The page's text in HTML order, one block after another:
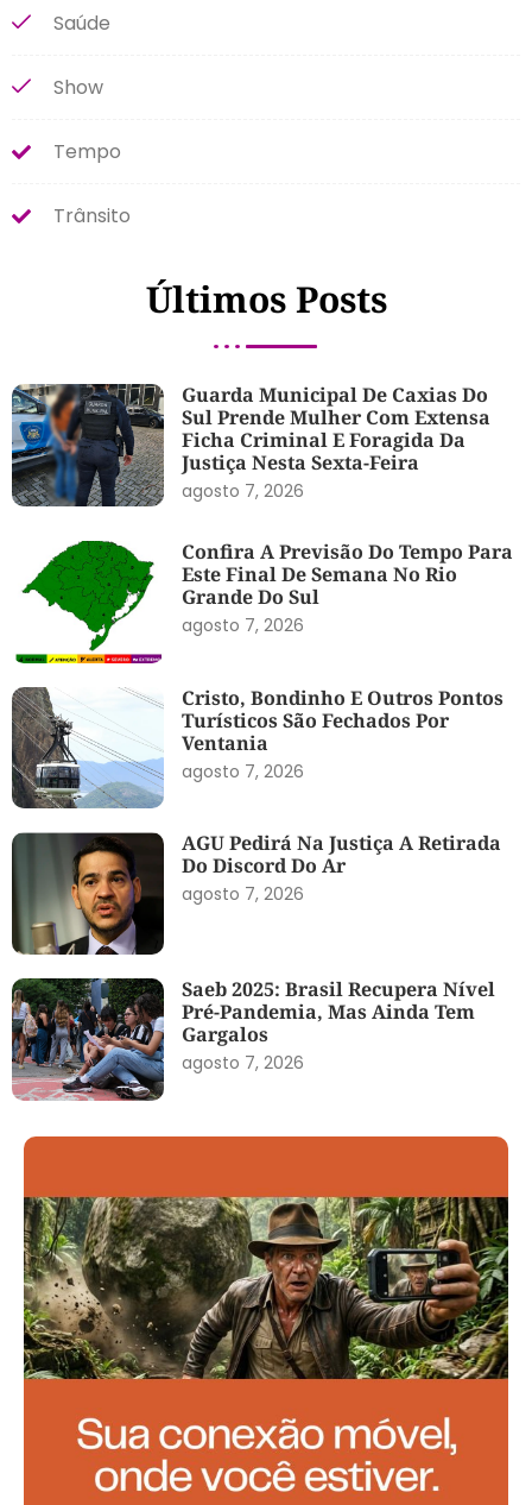
Saúde
Show
Tempo
Trânsito
Últimos Posts
Guarda Municipal De Caxias Do
Sul Prende Mulher Com Extensa
Ficha Criminal E Foragida Da
Justiça Nesta Sexta-Feira
agosto 7, 2026
Confira A Previsão Do Tempo Para
Este Final De Semana No Rio
Grande Do Sul
agosto 7, 2026
Cristo, Bondinho E Outros Pontos
Turísticos São Fechados Por
Ventania
agosto 7, 2026
AGU Pedirá Na Justiça A Retirada
Do Discord Do Ar
agosto 7, 2026
Saeb 2025: Brasil Recupera Nível
Pré-Pandemia, Mas Ainda Tem
Gargalos
agosto 7, 2026